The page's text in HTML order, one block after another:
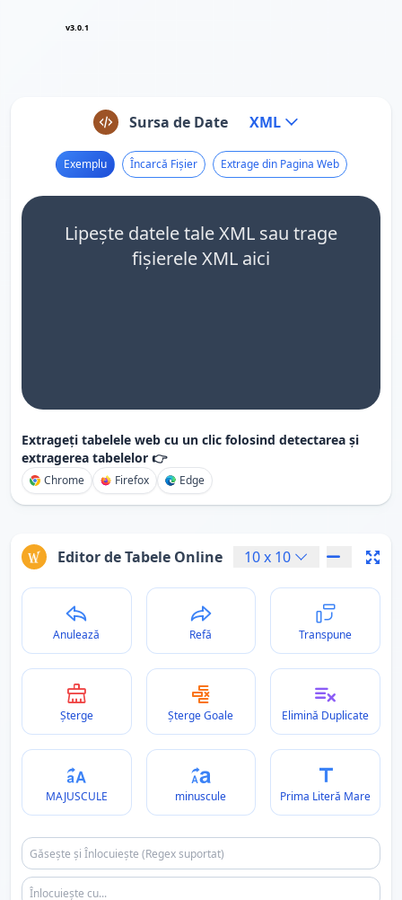
v3.0.1
Sursa de Date XML
Exemplu Încarcă Fișier Extrage din Pagina Web
Lipește datele tale XML sau trage
fișierele XML aici
Extrageți tabelele web cu un clic folosind detectarea și
extragerea tabelelor 👉
Chrome Firefox Edge
Editor de Tabele Online 10x 10
Anulează Refă Transpune
Șterge Șterge Goale Elimină Duplicate
MAJUSCULE minuscule Prima Literă Mare